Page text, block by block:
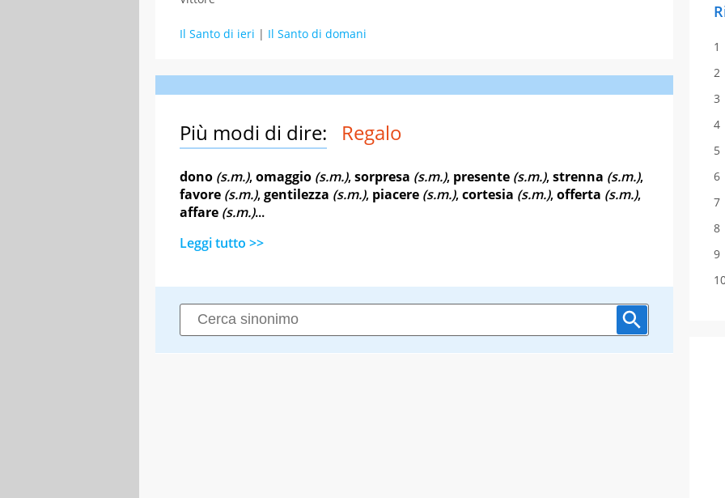
Il Santo di ieri | Il Santo di domani
Più modi di dire: Regalo
dono (s.m.),omaggio (s.m.),sorpresa (s.m.), presente (s.m.),strenna (s.m.),
favore (s.m.),gentilezza (s.m.), piacere (s.m.),cortesia (s.m.),offerta (s.m.),
affare (s.m.)...
Leggi tutto >>